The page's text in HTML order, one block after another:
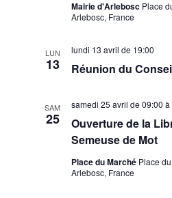
Mairie d'Arlebosc Place
Arlebosc, France
LUN
13 Réunion du
lundi 13 avril de 19:00
SAM
25
Ouverture de la
Semeuse de Mot
samedi 25 avril de 09:00 à
Place du Marché Place
Arlebosc, France